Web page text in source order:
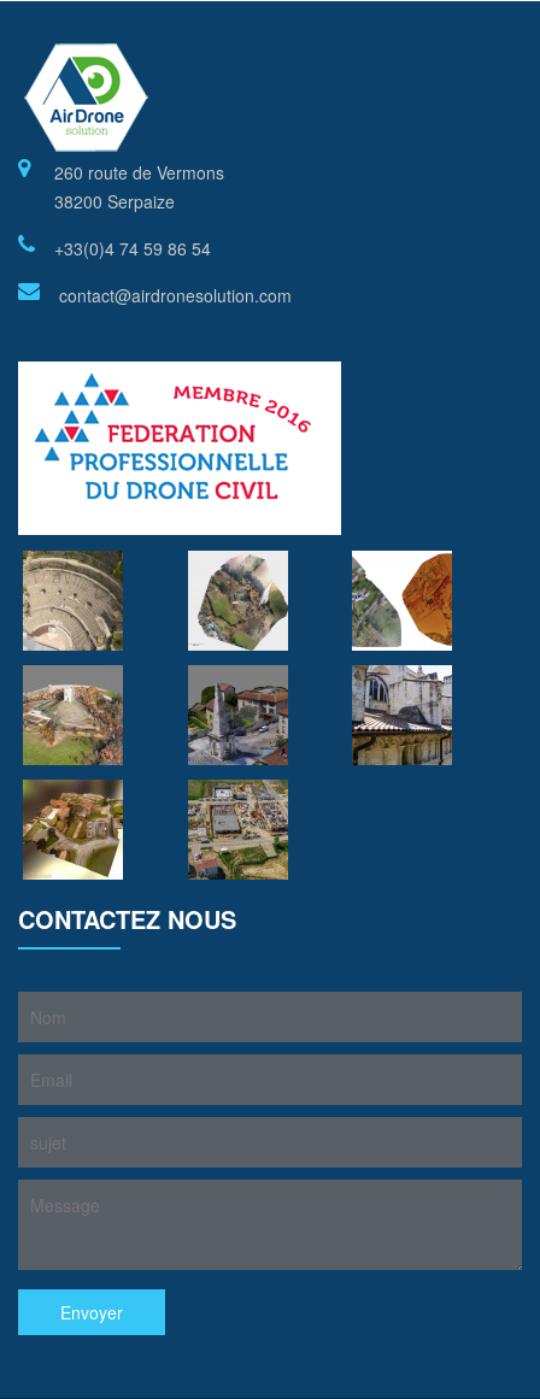
260 route de Vermons
38200 Serpaize
+33(0)4 74 59 86 54
contact@airdronesolution.com
CONTACTEZ NOUS